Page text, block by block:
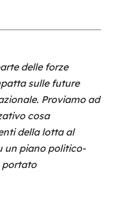
delle forze
sulle future
Proviamo ad
cosa
della lotta al
un piano politico-
portato